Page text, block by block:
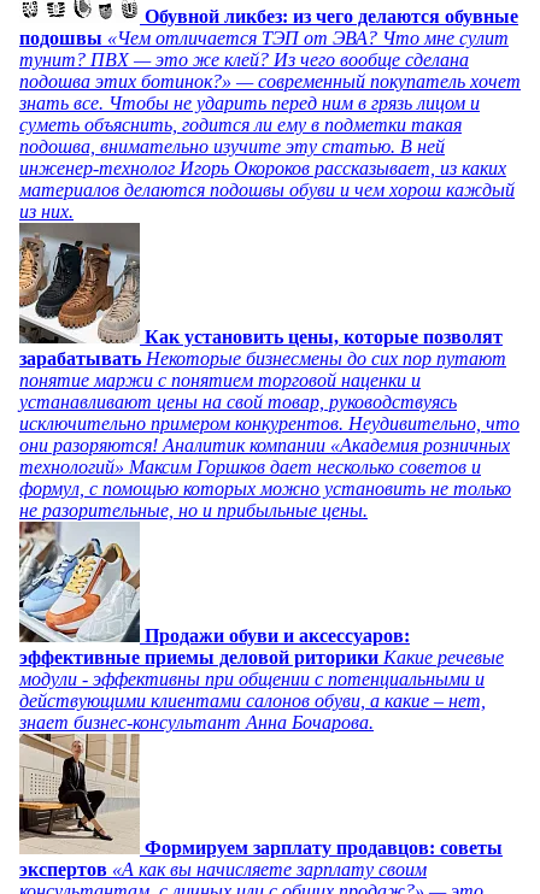
Обувной ликбез: из чего делаются обувные
подошвы «Чем отличается ТЭП от ЭВА? Что мне сулит
тунит? ПВХ — это же клей? Из чего вообще сделана
подошва этих ботинок?» — современный покупатель хочет
знать все. Чтобы не ударить перед ним в грязь лицом и
суметь объяснить, годится ли ему в подметки такая
подошва, внимательно изучите эту статью. В ней
инженер-технолог Игорь Окороков рассказывает, из каких
материалов делаются подошвы обуви и чем хорош каждый
из них.
Как установить цены, которые позволят
зарабатывать Некоторые бизнесмены до сих пор путают
понятие маржи с понятием торговой наценки и
устанавливают цены на свой товар, руководствуясь
исключительно примером конкурентов. Неудивительно, что
они разоряются! Аналитик компании «Академия розничных
технологий» Максим Горшков дает несколько советов и
формул, с помощью которых можно установить не только
не разорительные, но и прибыльные цены.
Продажи обуви и аксессуаров:
эффективные приемы деловой риторики Какие речевые
модули - эффективны при общении с потенциальными и
действующими клиентами салонов обуви, а какие – нет,
знает бизнес-консультант Анна Бочарова.
Формируем зарплату продавцов: советы
экспертов «А как вы начисляете зарплату своим